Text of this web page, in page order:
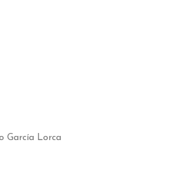
García Lorca